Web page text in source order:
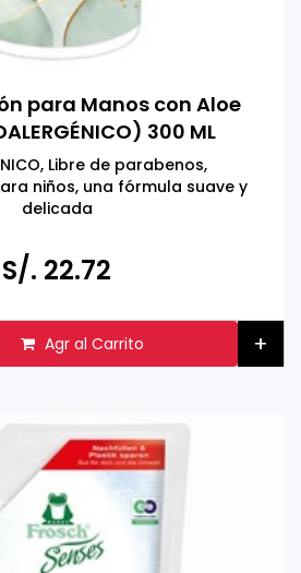
para Manos con Aloe
300 ML
Libre de parabenos,
niños, una fórmula suave y
delicada
medio ambiente, ingredientes
probado y
S/. 22.72
Agr al Carrito +